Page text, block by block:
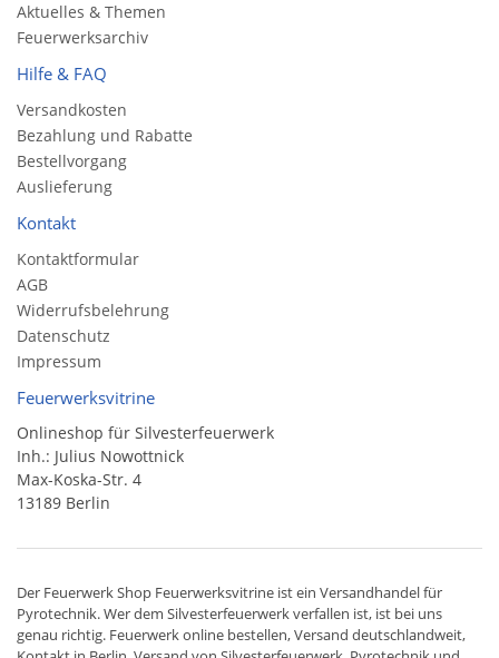
Aktuelles & Themen
Feuerwerksarchiv
Hilfe & FAQ
Versandkosten
Bezahlung und Rabatte
Bestellvorgang
Auslieferung
Kontakt
Kontaktformular
AGB
Widerrufsbelehrung
Datenschutz
Impressum
Feuerwerksvitrine
Onlineshop für Silvesterfeuerwerk
Inh.: Julius Nowottnick
Max-Koska-Str. 4
13189 Berlin
Der Feuerwerk Shop Feuerwerksvitrine ist ein Versandhandelfür
Pyrotechnik. Wer dem Silvesterfeuerwerk verfallen ist, ist bei uns
genau richtig. Feuerwerk online bestellen,Versand deutschlandweit,